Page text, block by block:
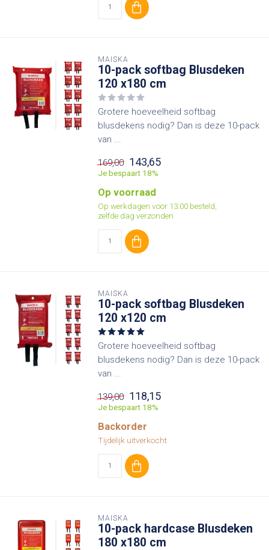
MAISKA
10-pack softbag Blusdeken
120 x180 cm
Grotere hoeveelheid softbag
blusdekens nodig? Dan is deze 10-pack
van ...
169,00 143,65
Je bespaart 18%
Op voorraad
Op werkdagen voor 13:00 besteld,
zelfde dag verzonden
MAISKA
10-pack softbag Blusdeken
120 x120 cm
Grotere hoeveelheid softbag
blusdekens nodig? Dan is deze 10-pack
van ...
139,00 118,15
Je bespaart 18%
Backorder
Tijdelijk uitverkocht
MAISKA
10-pack hardcase Blusdeken
180 x180 cm